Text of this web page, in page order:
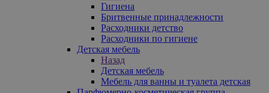
Гигиена
Бритвенные принадлежности
Расходники детство
Расходники по гигиене
Детская мебель
Назад
Детская мебель
Мебель для ванны и туалета детская